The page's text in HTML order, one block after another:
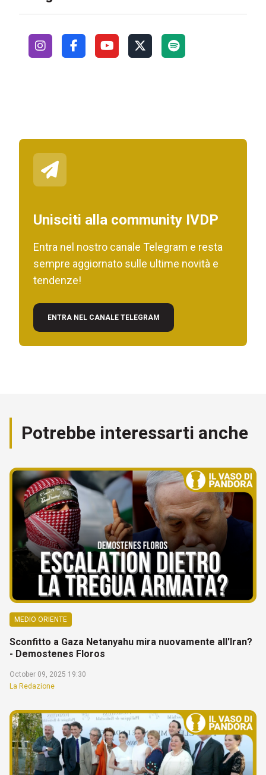
Unisciti alla community IVDP
Entra nel nostro canale Telegram e resta
sempre aggiornato sulle ultime novità e
tendenze!
ENTRA NEL CANALE TELEGRAM
Potrebbe interessarti anche
MEDIO ORIENTE
Sconfitto a Gaza Netanyahu mira nuovamente all'Iran?
- Demostenes Floros
October 09, 2025 19:30
La Redazione